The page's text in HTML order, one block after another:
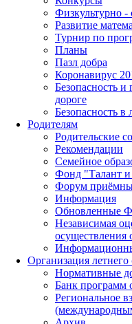
Физкультурно -
Развитие
Турнир по
Планы
Пазл добра
Коронавирус
Безопасность и
дороге
Безопасность в
Родителям
Родительские
Рекомендации
Семейное
Фонд "Талант и
Форум
Информация
Обновленные
Независимая
осуществления
Организация летнего
Нормативные
Банк программ
Региональное